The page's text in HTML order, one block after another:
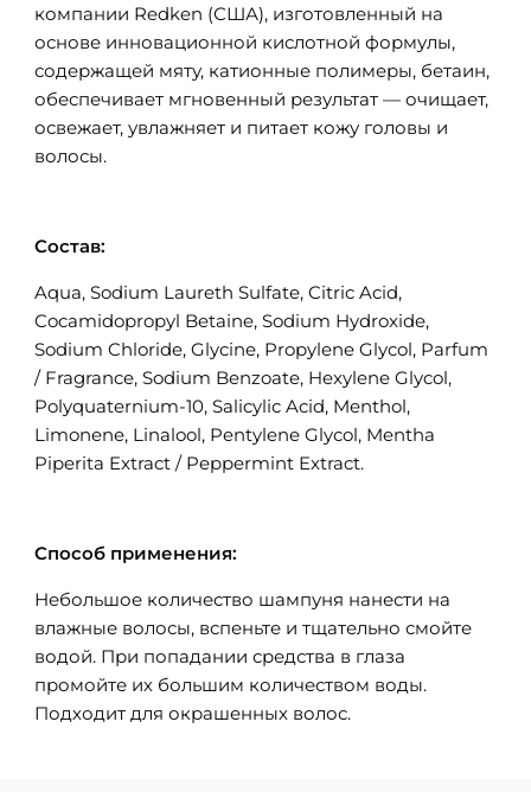
компании Redken (США), изготовленный на
основе инновационной кислотной формулы,
содержащей мяту, катионные полимеры, бетаин,
обеспечивает мгновенный результат — очищает,
освежает, увлажняет и питает кожу головы и
волосы.
Состав:
Aqua, Sodium Laureth Sulfate, Citric Acid,
Cocamidopropyl Betaine, Sodium Hydroxide,
Sodium Chloride, Glycine, Propylene Glycol, Parfum
/ Fragrance, Sodium Benzoate, Hexylene Glycol,
Polyquaternium-10, Salicylic Acid, Menthol,
Limonene, Linalool, Pentylene Glycol, Mentha
Piperita Extract / Peppermint Extract.
Способ применения:
Небольшое количество шампуня нанести на
влажные волосы, вспеньте и тщательно смойте
водой. При попадании средства в глаза
промойте их большим количеством воды.
Подходит для окрашенных волос.